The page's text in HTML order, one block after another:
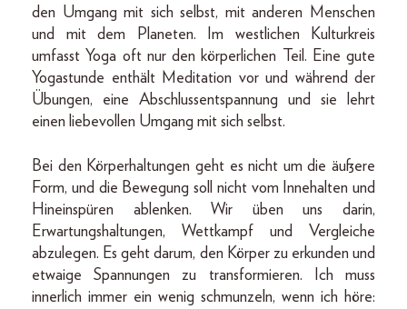
den Umgang mit sich selbst, mit anderen Menschen
und mit dem Planeten. Im westlichen Kulturkreis
umfasst Yoga oft nur den körperlichen Teil. Eine gute
Yogastunde enthält Meditation vor und während der
Übungen, eine Abschlussentspannung und sie lehrt
einen liebevollen Umgang mit sich selbst.
Bei den Körperhaltungen geht es nicht um die äußere
Form, und die Bewegung soll nicht vom Innehalten und
Hineinspüren ablenken. Wir üben uns darin,
Erwartungshaltungen, Wettkampf und Vergleiche
abzulegen. Es geht darum, den Körper zu erkunden und
etwaige Spannungen zu transformieren. Ich muss
innerlich immer ein wenig schmunzeln, wenn ich höre: